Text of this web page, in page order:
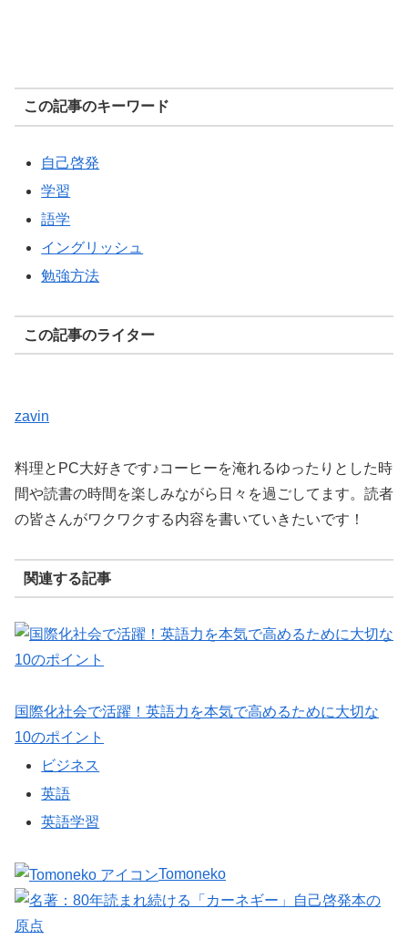
この記事のキーワード
自己啓発
学習
語学
イングリッシュ
勉強方法
この記事のライター
zavin
料理とPC大好きです♪コーヒーを淹れるゆったりとした時
間や読書の時間を楽しみながら日々を過ごしてます。読者
の皆さんがワクワクする内容を書いていきたいです！
関連する記事
国際化社会で活躍！英語力を本気で高めるために大切な
10のポイント
ビジネス
英語
英語学習
Tomoneko